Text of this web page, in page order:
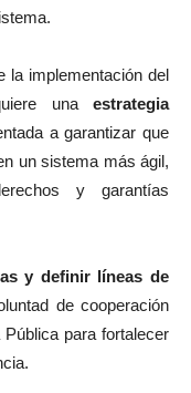
la implementación del
una estrategia
a garantizar que
un sistema más ágil,
y garantías
y definir líneas de
de cooperación
para fortalecer